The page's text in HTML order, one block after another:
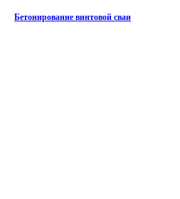
Бетонирование винтовой сваи